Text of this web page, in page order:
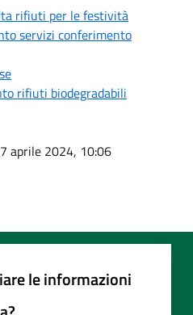
rifiuti per le festività
servizi conferimento
rifiuti biodegradabili
aprile 2024, 10:06
le informazioni